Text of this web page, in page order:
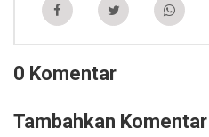
0 Komentar
Tambahkan Komentar